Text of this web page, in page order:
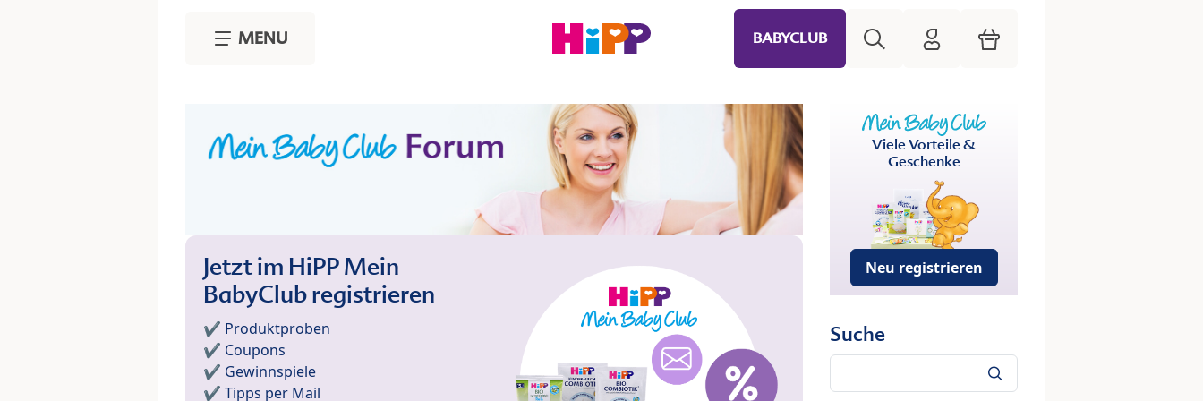
MENU BABYCLUB HiPP Mein Babyclub
Warenkorb
Jetzt im HiPP Mein
BabyClub registrieren
✔️ Produktproben
✔️ Coupons
✔️ Gewinnspiele
✔️ Tipps per Mail
Viele Vorteile &
Geschenke
Neu registrieren
Suche